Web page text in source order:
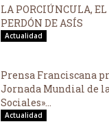
LA PORCIÚNCULA,
PERDÓN DE ASÍS
Actualidad
Prensa Franciscana
Jornada Mundial de
Sociales»...
Actualidad